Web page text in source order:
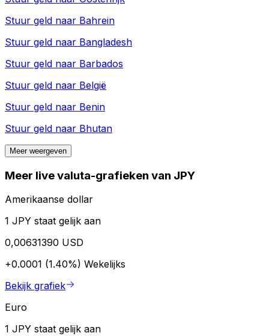
Stuur geld naar Bahrein
Stuur geld naar Bangladesh
Stuur geld naar Barbados
Stuur geld naar België
Stuur geld naar Benin
Stuur geld naar Bhutan
Meer weergeven
Meer live valuta-grafieken van JPY
Amerikaanse dollar
1 JPY staat gelijk aan
0,00631390 USD
+0.0001 (1.40%) Wekelijks
Bekijk grafiek
Euro
1 JPY staat gelijk aan